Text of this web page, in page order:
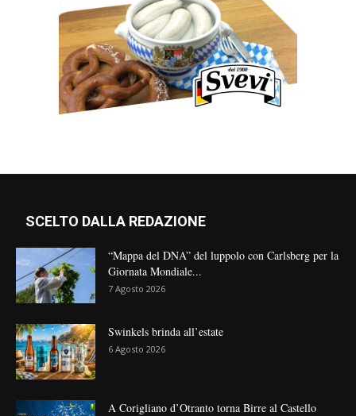
SCELTO DALLA REDAZIONE
“Mappa del DNA” del luppolo con Carlsberg per la
Giornata Mondiale...
7 Agosto 2026
Swinkels brinda all’estate
6 Agosto 2026
A Corigliano d’Otranto torna Birre al Castello